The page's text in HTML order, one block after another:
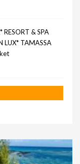
RESORT & SPA
LUX* TAMASSA